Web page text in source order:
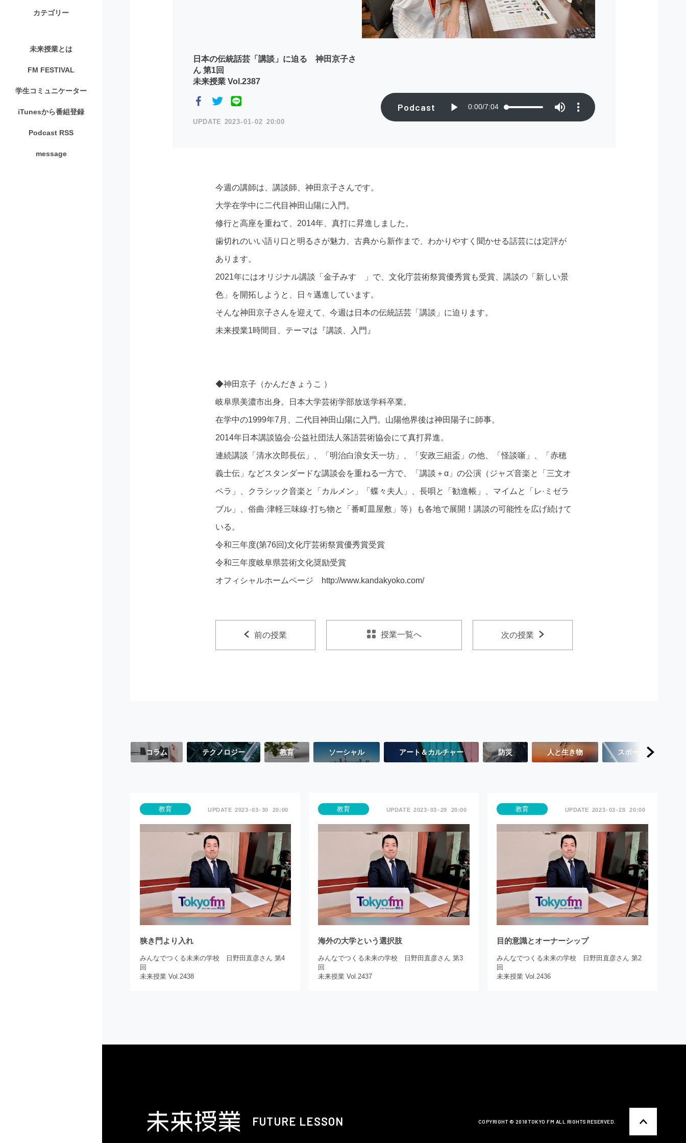
カテゴリー
未来授業とは
FM FESTIVAL
学生コミュニケーター
iTunesから番組登録
Podcast RSS
message
日本の伝統話芸「講談」に迫る 神田京子さ
ん 第1回
未来授業 Vol.2387
2023 01 02 20:00
Podcast 0:00/7:04
今週の講師は、講談師、神田京子さんです。
大学在学中に二代目神田山陽に入門。
修行と高座を重ねて、2014年、真打に昇進しました。
歯切れのいい語り口と明るさが魅力、古典から新作まで、わかりやすく聞かせる話芸には定評が
あります。
2021年にはオリジナル講談「金子みすゞ」で、文化庁芸術祭賞優秀賞も受賞、講談の「新しい景
色」を開拓しようと、日々邁進しています。
そんな神田京子さんを迎えて、今週は日本の伝統話芸「講談」に迫ります。
未来授業1時間目、テーマは『講談、入門』
◆神田京子（かんだきょうこ ）
岐阜県美濃市出身。日本大学芸術学部放送学科卒業。
在学中の1999年7月、二代目神田山陽に入門。山陽他界後は神田陽子に師事。
2014年日本講談協会·公益社団法人落語芸術協会にて真打昇進。
連続講談「清水次郎長伝」、「明治白浪女天一坊」、「安政三組盃」の他、「怪談噺」、「赤穂
義士伝」などスタンダードな講談会を重ねる一方で、「講談＋α」の公演（ジャズ音楽と「三文オ
ペラ」、クラシック音楽と「カルメン」「蝶々夫人」、長唄と「勧進帳」、マイムと「レ·ミゼラ
ブル」、俗曲·津軽三味線·打ち物と「番町皿屋敷」等）も各地で展開！講談の可能性を広げ続けて
いる。
令和三年度(第76回)文化庁芸術祭賞優秀賞受賞
令和三年度岐阜県芸術文化奨励受賞
オフィシャルホームページ http://www.kandakyoko.com/
前の授業 授業一覧へ 次の授業
コラム テクノロジー 教育 ソーシャル アート＆カルチャー 防災 人と生き物 スポーツ
教育 2023 03 30 20:00
狭き門より入れ
みんなでつくる未来の学校 日野田直彦さん 第4
回
未来授業 Vol.2438
教育 2023 03 29 20:00
海外の大学という選択肢
みんなでつくる未来の学校 日野田直彦さん 第3
回
未来授業 Vol.2437
教育 2023 03 28 20:00
目的意識とオーナーシップ
みんなでつくる未来の学校 日野田直彦さん 第2
回
未来授業 Vol.2436
FUTURE LESSON COPYRIGHT ©️ 2018 TOKYO FM ALL RIGHTS RESERVED.